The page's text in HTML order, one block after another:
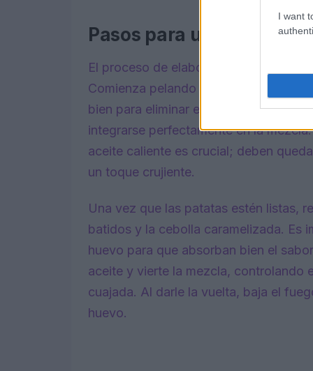
I want
Pasos para una cocción
El proceso de elaboración de la
Comienza pelando y cortando las
bien para eliminar el exceso de
integrarse perfectamente en la
aceite caliente es crucial; deben
un toque crujiente.
Una vez que las patatas estén listas,
batidos y la cebolla caramelizada. Es
huevo para que absorban bien el
aceite y vierte la mezcla, controlando
cuajada. Al darle la vuelta, baja el
huevo.